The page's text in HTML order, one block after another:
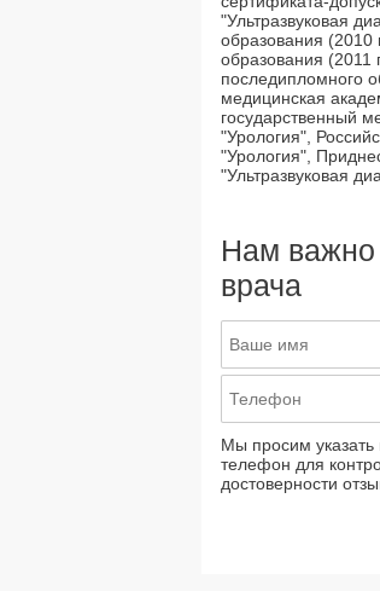
"Ультразвуковая
образования (2010
образования (2011
последипломного
медицинская
государственный
"Урология",
"Урология",
"Ультразвуковая
Нам важно
врача
Мы просим указать
телефон для
достоверности